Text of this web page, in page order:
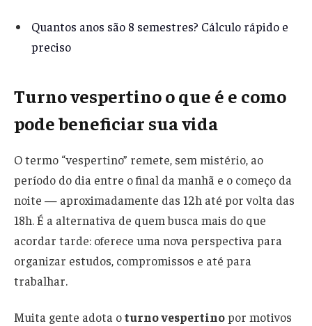
Quantos anos são 8 semestres? Cálculo rápido e
preciso
Turno vespertino o que é e como
pode beneficiar sua vida
O termo “vespertino” remete, sem mistério, ao
período do dia entre o final da manhã e o começo da
noite — aproximadamente das 12h até por volta das
18h. É a alternativa de quem busca mais do que
acordar tarde: oferece uma nova perspectiva para
organizar estudos, compromissos e até para
trabalhar.
Muita gente adota oturno vespertinopor motivos